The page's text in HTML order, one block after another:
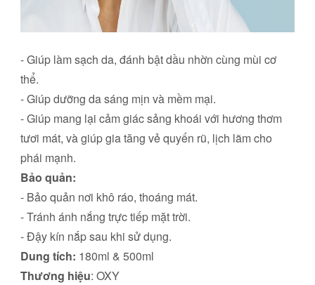
- Giúp làm sạch da, đánh bật dầu nhờn cùng mùi cơ
thể.
- Giúp dưỡng da sáng mịn và mềm mại.
- Giúp mang lại cảm giác sảng khoái với hương thơm
tươi mát, và giúp gia tăng vẻ quyến rũ, lịch lãm cho
phái mạnh.
Bảo quản:
- Bảo quản nơi khô ráo, thoáng mát.
- Tránh ánh nắng trực tiếp mặt trời.
- Đậy kín nắp sau khi sử dụng.
Dung tích: 180ml & 500ml
Thương hiệu: OXY